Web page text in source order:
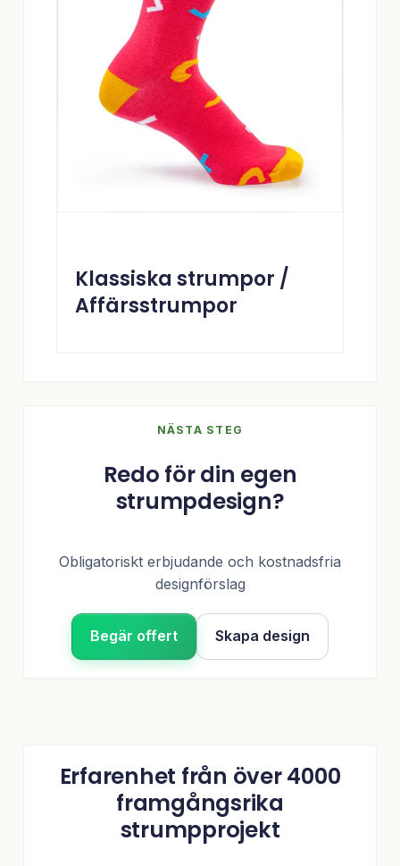
Klassiska strumpor /
Affärsstrumpor
NÄSTA STEG
Redo för din egen
strumpdesign?
Obligatoriskt erbjudande och kostnadsfria
designförslag
Begär offert Skapa design
Erfarenhet från över 4000
framgångsrika
strumpprojekt